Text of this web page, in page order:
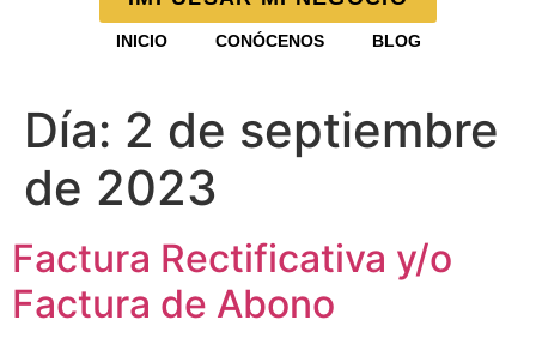
INICIO CONÓCENOS BLOG
Día: 2 de septiembre
de 2023
Factura Rectificativa y/o
Factura de Abono